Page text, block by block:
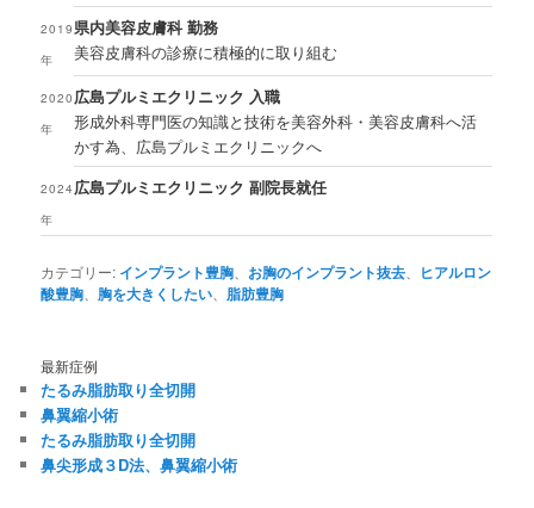
2019
年
県内美容皮膚科 勤務
美容皮膚科の診療に積極的に取り組む
2020
年
広島プルミエクリニック 入職
形成外科専門医の知識と技術を美容外科・美容皮膚科へ活
かす為、広島プルミエクリニックへ
2024
年
広島プルミエクリニック 副院長就任
カテゴリー: インプラント豊胸 お胸のインプラント抜去
ヒアルロン
酸豊胸
胸を大きくしたい 脂肪豊胸
最新症例
たるみ脂肪取り全切開
鼻翼縮小術
たるみ脂肪取り全切開
鼻尖形成３D法、鼻翼縮小術